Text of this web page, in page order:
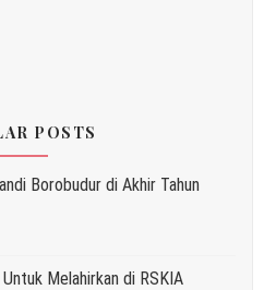
POSTS
Borobudur di Akhir Tahun
Melahirkan di RSKIA